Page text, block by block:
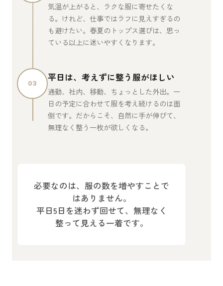
気温が上がると、ラクな服に寄せたくな
る。けれど、仕事ではラフに見えすぎるの
も避けたい。春夏のトップス選びは、思っ
ている以上に迷いやすくなります。
03
平日は、考えずに整う服がほしい
通勤、社内、移動、ちょっとした外出。一
日の予定に合わせて服を考え続けるのは面
倒です。だからこそ、自然に手が伸びて、
無理なく整う一枚が欲しくなる。
必要なのは、服の数を増やすことで
はありません。
平日5日を迷わず回せて、無理なく
整って見える一着です。